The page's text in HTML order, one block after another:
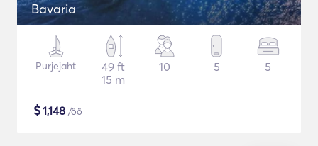
Bavaria
Purjejaht
49 ft
15 m
10 5 5
$1,148 /öö